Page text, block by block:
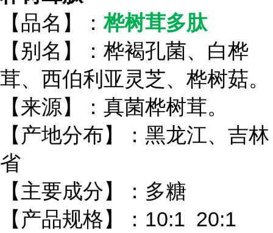
【品名】：桦树茸多肽
【别名】：桦褐孔菌、白桦
茸、西伯利亚灵芝、桦树菇。
【来源】：真菌桦树茸。
【产地分布】：黑龙江、吉林
省
【主要成分】：多糖
【产品规格】：10:1 20:1